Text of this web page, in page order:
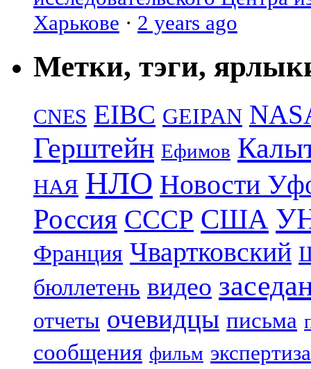
Харькове · 2 years ago
Метки, тэги,
CNES EIBC GEIPAN
Герштейн Ефимов
НАЯ НЛО Новости
Россия СССР США
Франция Чвартковский
бюллетень видео
отчеты очевидцы письма
сообщения фильм экспертиза